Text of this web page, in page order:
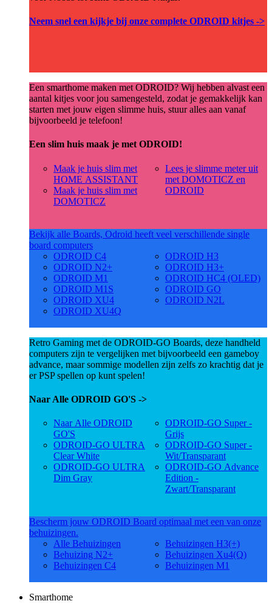
Neem snel een kijkje bij onze complete ODROID kitjes ->
Een smarthome maken met ODROID? Wij hebben alvast een
aantal kitjes voor jou samengesteld, zodat je gemakkelijk kan
starten met jouw eigen slimme huis, stuur alles aan vanaf
bijvoorbeeld je telefoon!
Een slim huis maak je met ODROID!
Maak je huis slim met
HOME ASSISTANT
Maak je huis slim met
DOMOTICZ
Lees je slimme meter uit
met DOMOTICZ en
ODROID
Bekijk alle Boards, Odroid heeft veel verschillende single
board computers
ODROID C4
ODROID N2+
ODROID M1
ODROID M1S
ODROID XU4
ODROID XU4Q
ODROID H3
ODROID H3+
ODROID HC4 (OLED)
ODROID GO
ODROID N2L
Retro Gaming met de ODROID-GO Boards, deze handheld
computers zijn te vergelijken met bijvoorbeeld een gameboy
advance, maar sommige modellen zijn zelfs zo krachtig dat je
er PSP spellen op kunt spelen!
Naar Alle ODROID GO'S ->
Naar Alle ODROID
GO'S
ODROID-GO ULTRA
Clear White
ODROID-GO ULTRA
Dim Gray
ODROID-GO Super -
Grijs
ODROID-GO Super -
Wit/Transparant
ODROID-GO Advance
Edition -
Zwart/Transparant
Bescherm jouw ODROID Board optimaal met een van onze
behuizingen.
Alle Behuizingen
Behuizing N2+
Behuizingen C4
Behuizingen H3(+)
Behuizingen Xu4(Q)
Behuizingen M1
Smarthome